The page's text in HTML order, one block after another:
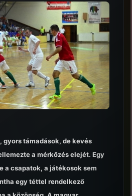
gyors támadások, de kevés
a mérkőzés elejét. Egy
a csapatok, a játékosok sem
egy téttel rendelkező